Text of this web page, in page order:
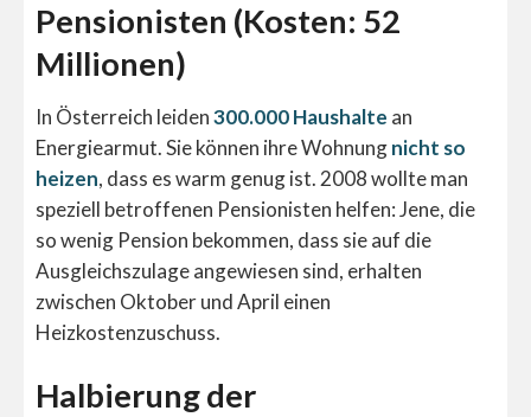
Pensionisten (Kosten: 52
Millionen)
In Österreich leiden300.000 Haushalte an
Energiearmut. Sie können ihre Wohnungnicht so
heizen, dass es warm genug ist. 2008 wollte man
speziell betroffenen Pensionisten helfen: Jene, die
so wenig Pension bekommen, dass sie auf die
Ausgleichszulage angewiesen sind, erhalten
zwischen Oktober und April einen
Heizkostenzuschuss.
Halbierung der